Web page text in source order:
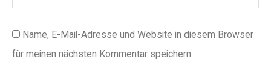
Name, E-Mail-Adresse und Website in diesem Browser
für meinen nächsten Kommentar speichern.